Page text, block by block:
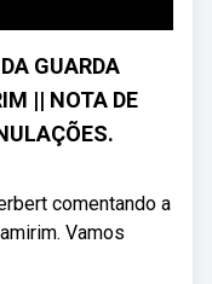
GUARDA
|| NOTA DE
comentando a
Vamos